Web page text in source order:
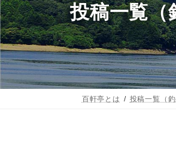
投稿一覧（
百軒亭とは 投稿一覧（釣